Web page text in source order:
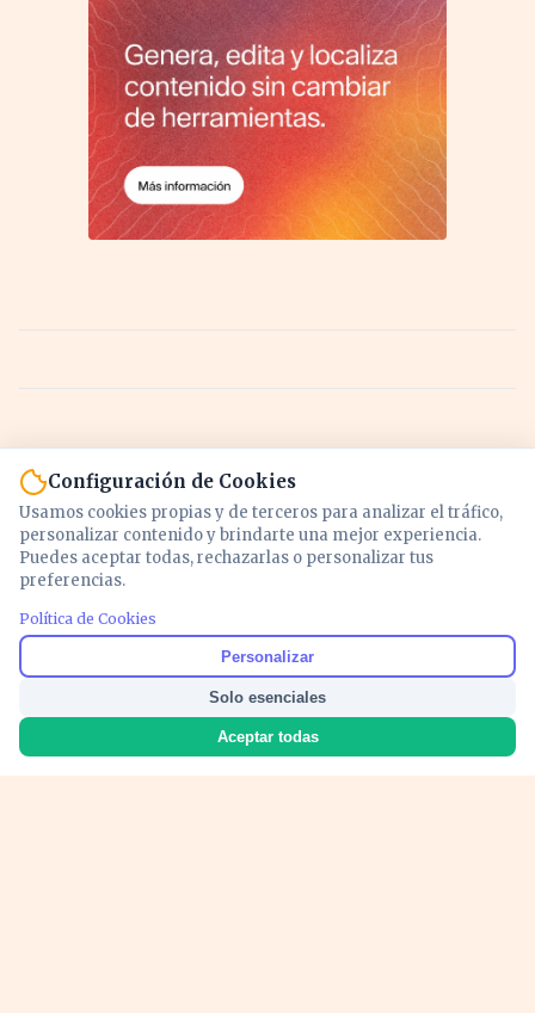
Noticias y análisis de economía, mercados,
inversión y política. Información actualizada
para entender lo que mueve tu dinero y tu
país.
Configuración de Cookies
Usamos cookies propias y de terceros para analizar el tráfico,
personalizar contenido y brindarte una mejor experiencia.
Puedes aceptar todas, rechazarlas o personalizar tus
preferencias.
Política de Cookies
Personalizar
Solo esenciales
Aceptar todas